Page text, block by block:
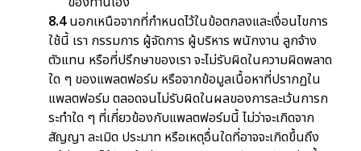
8.4นอกเหนือจากที่กำหนดไว้ในข้อตกลงและเงื่อนไขการ
ใช้นี้ เรา กรรมการ ผู้จัดการ ผู้บริหาร พนักงาน ลูกจ้าง
ตัวแทน หรือที่ปรึกษาของเรา จะไม่รับผิดในความผิดพลาด
ใด ๆ ของแพลตฟอร์ม หรือจากข้อมูลเนื้อหาที่ปรากฏใน
แพลตฟอร์ม ตลอดจนไม่รับผิดในผลของการละเว้นการก
ระทำใด ๆ ที่เกี่ยวข้องกับแพลตฟอร์มนี้ ไม่ว่าจะเกิดจาก
สัญญา ละเมิด ประมาท หรือเหตุอื่นใดที่อาจจะเกิดขึ้นถึง